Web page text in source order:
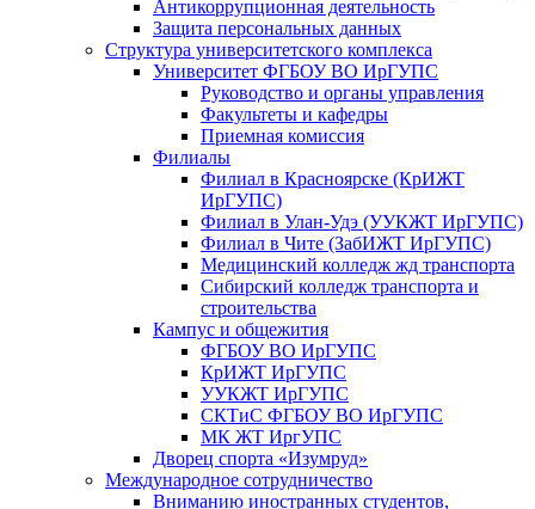
Антикоррупционная деятельность
Защита персональных данных
Структура университетского комплекса
Университет ФГБОУ ВО ИрГУПС
Руководство и органы управления
Факультеты и кафедры
Приемная комиссия
Филиалы
Филиал в Красноярске (КрИЖТ
ИрГУПС)
Филиал в Улан-Удэ (УУКЖТ ИрГУПС)
Филиал в Чите (ЗабИЖТ ИрГУПС)
Медицинский колледж жд транспорта
Сибирский колледж транспорта и
строительства
Кампус и общежития
ФГБОУ ВО ИрГУПС
КрИЖТ ИрГУПС
УУКЖТ ИрГУПС
СКТиС ФГБОУ ВО ИрГУПС
МК ЖТ ИргУПС
Дворец спорта «Изумруд»
Международное сотрудничество
Вниманию иностранных студентов,